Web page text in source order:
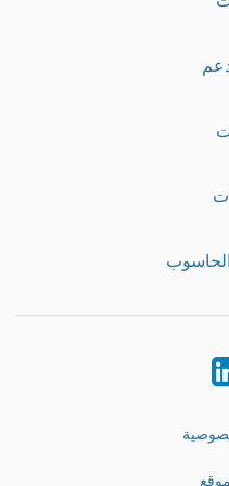
LinkedIn